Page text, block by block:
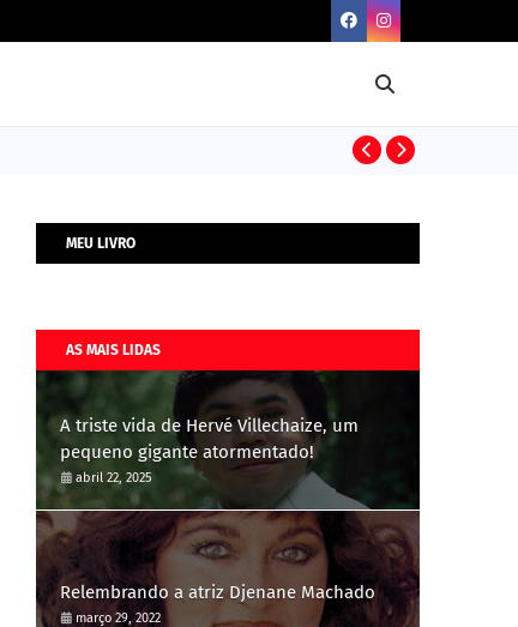
MEU LIVRO
AS MAIS LIDAS
A triste vida de Hervé Villechaize, um
pequeno gigante atormentado!
abril 22, 2025
Relembrando a atriz Djenane Machado
março 29, 2022